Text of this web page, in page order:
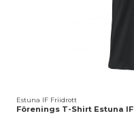
Estuna IF Friidrott
Förenings T-Shirt Estuna IF